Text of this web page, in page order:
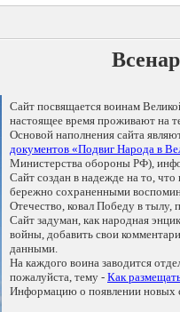
Сайт посвящается воинам
настоящее время проживают на
Основой наполнения сайта
документов «Подвиг Народа в
Министерства обороны РФ),
Сайт создан в надежде на то,
бережно сохраненными
Отечество, ковал Победу в
Сайт задуман, как народная
войны, добавить свои
данными.
На каждого воина заводится
пожалуйста, тему - Как
Информацию о появлении новых